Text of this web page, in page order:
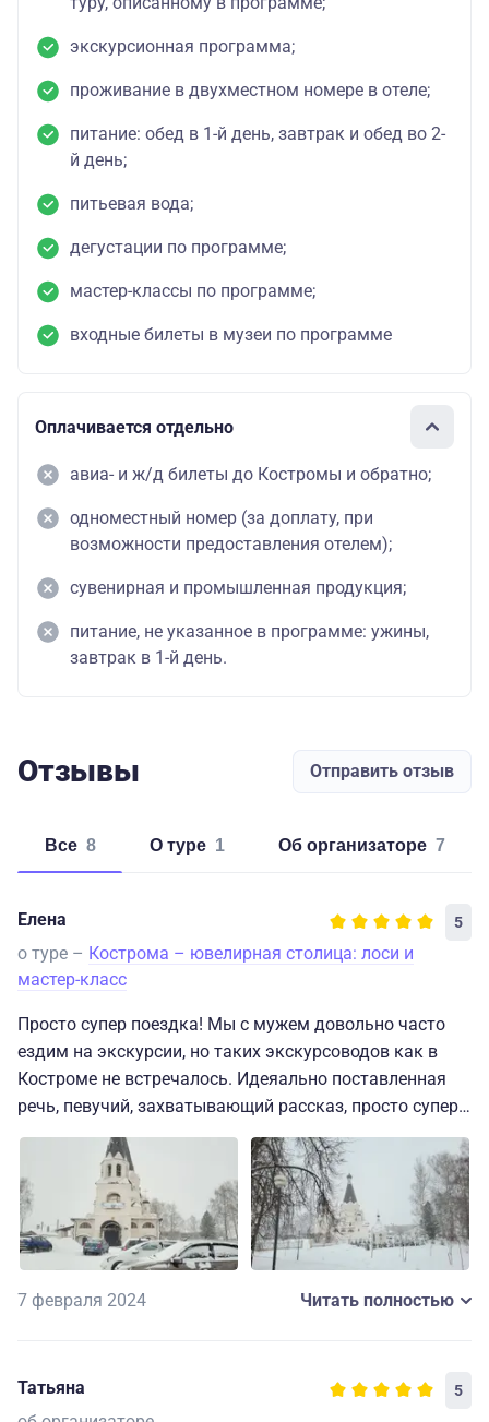
экскурсионная программа;
проживание в двухместном номере в отеле;
питание: обед в 1-й день, завтрак и обед во 2-
й день;
питьевая вода;
дегустации по программе;
мастер-классы по программе;
входные билеты в музеи по программе
Оплачивается отдельно
авиа- и ж/д билеты до Костромы и обратно;
одноместный номер (за доплату, при
возможности предоставления отелем);
сувенирная и промышленная продукция;
питание, не указанное в программе: ужины,
завтрак в 1-й день.
Отзывы Отправить отзыв
Все 8 о туре 1 об организаторе 7
Елена 5
о туре – Кострома – ювелирная столица: лоси и
мастер-класс
Просто супер поездка! Мы с мужем довольно часто
ездим на экскурсии, но таких экскурсоводов как в
Костроме не встречалось. Идеяально поставленная
речь, певучий, захватывающий рассказ, просто супер.
А с какой любовью они рассказывают о своем городе,
причем в не зависимости от возраста. Были приятно
поражены! Прекрасное сопровождение, так
сложилось, что мы были одни... видимо зима...
встретитили, везде возили, показывали и
рассказывали. Подсказали лучшие места для покупки
вкусностей и сувениров. Всем очень советую
7 февраля 2024 Читать полностью
Татьяна 5